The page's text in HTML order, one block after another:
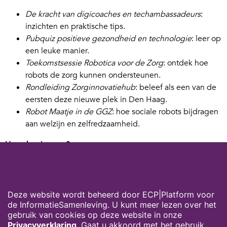
De kracht van digicoaches en techambassadeurs:
inzichten en praktische tips.
Pubquiz positieve gezondheid en technologie: leer op
een leuke manier.
Toekomstsessie Robotica voor de Zorg: ontdek hoe
robots de zorg kunnen ondersteunen.
Rondleiding Zorginnovatiehub: beleef als een van de
eersten deze nieuwe plek in Den Haag.
Robot Maatje in de GGZ: hoe sociale robots bijdragen
aan welzijn en zelfredzaamheid.
Hoe doe je mee?
Deel de uitnodiging met je collega’s – samen leren is
leuker!
Je kunt je hier aanmelden.
Deze website wordt beheerd door ECP|Platform voor
de InformatieSamenleving. U kunt meer lezen over het
gebruik van cookies op deze website in onze
Privacyverklaring . Gaat u akkoord met het gebruik